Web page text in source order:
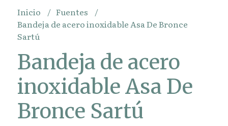
Inicio
Fuentes
Bandeja de acero inoxidable Asa De Bronce
Sartú
Bandeja de acero
inoxidable Asa De
Bronce Sartú